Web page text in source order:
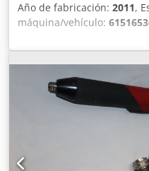
Año de fabricación: 2011,
máquina/vehículo:
Desoutter ERAL2-60
incluye cable de motor de
de control de atornillado
de apriete: Mín.: 8 Nm
Dsdpfecpbcvox Ableck
vacío: 918 min-1 Longitud: